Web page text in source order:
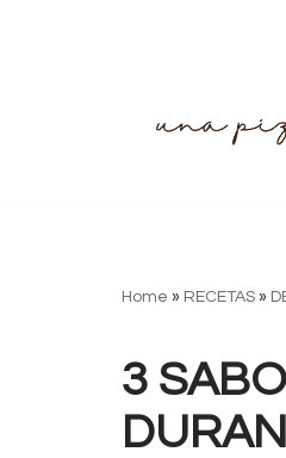
Home » RECETAS »
3